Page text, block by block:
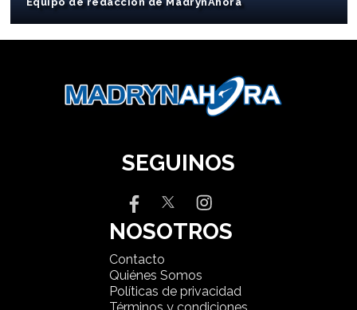
SEGUINOS
NOSOTROS
Contacto
Quiénes Somos
Políticas de privacidad